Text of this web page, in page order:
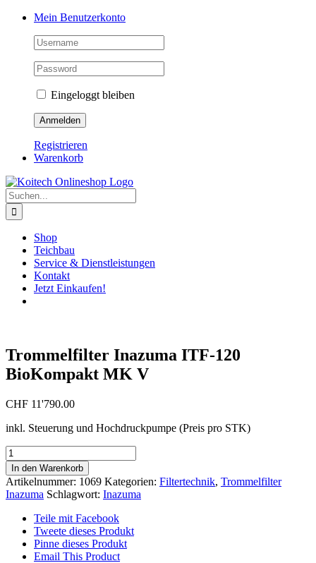
Skip
Mein Benutzerkonto
Eingeloggt bleiben
Registrieren
Warenkorb
Suche
nach:
Shop
Teichbau
Service & Dienstleistungen
Kontakt
Jetzt Einkaufen!
Trommelfilter Inazuma ITF-120
BioKompakt MK V
CHF 11'790.00
inkl. Steuerung und Hochdruckpumpe (Preis pro STK)
Trommelfilter
Inazuma
ITF-
120
BioKompakt
MK
Menge
In den Warenkorb
Artikelnummer: 1069 Kategorien: Filtertechnik, Trommelfilter
Inazuma Schlagwort: Inazuma
Teile mit Facebook
Tweete dieses Produkt
Pinne dieses Produkt
Email This Product